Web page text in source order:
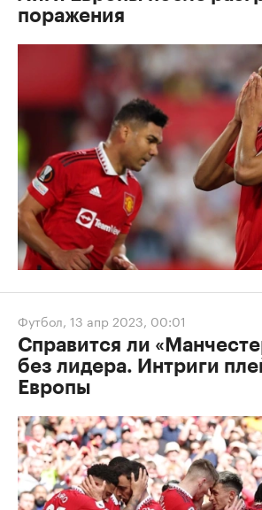
поражения
Футбол, 13 апр 2023, 00:01
Справится ли
без лидера. Интриги
Европы